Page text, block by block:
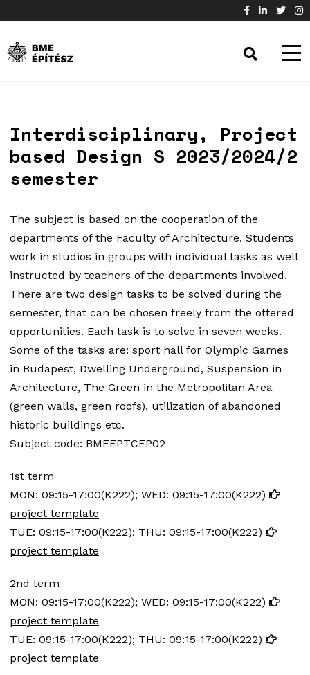
Interdisciplinary, Project
based Design S 2023/2024/2
semester
The subject is based on the cooperation of the
departments of the Faculty of Architecture. Students
work in studios in groups with individual tasks as well
instructed by teachers of the departments involved.
There are two design tasks to be solved during the
semester, that can be chosen freely from the offered
opportunities. Each task is to solve in seven weeks.
Some of the tasks are: sport hall for Olympic Games
in Budapest, Dwelling Underground, Suspension in
Architecture, The Green in the Metropolitan Area
(green walls, green roofs), utilization of abandoned
historic buildings etc.
Subject code: BMEEPTCEP02
1st term
MON: 09:15-17:00(K222); WED: 09:15-17:00(K222)
project template
TUE: 09:15-17:00(K222); THU: 09:15-17:00(K222)
project template
2nd term
MON: 09:15-17:00(K222); WED: 09:15-17:00(K222)
project template
TUE: 09:15-17:00(K222); THU: 09:15-17:00(K222)
project template